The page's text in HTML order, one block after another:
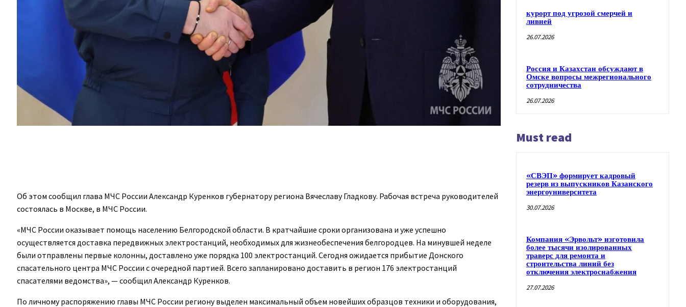
Об этом сообщил глава МЧС России Александр Куренков губернатору региона Вячеславу Гладкову. Рабочая встреча руководителей
состоялась в Москве, в МЧС России.
«МЧС России оказывает помощь населению Белгородской области. В кратчайшие сроки организована и уже успешно
осуществляется доставка передвижных электростанций, необходимых для жизнеобеспечения белгородцев. На минувшей неделе
были отправлены первые колонны, доставлено уже порядка 100 электростанций. Сегодня ожидается прибытие Донского
спасательного центра МЧС России с очередной партией. Всего запланировано доставить в регион 176 электростанций
спасателями ведомства», — сообщил Александр Куренков.
По личному распоряжению главы МЧС России региону выделен максимальный объем новейших образцов техники и оборудования,
курорт под угрозой смерчей и
ливней
26.07.2026
Россия и Казахстан обсуждают в
Омске вопросы межрегионального
сотрудничества
26.07.2026
Must read
«СВЭП» формирует кадровый
резерв из выпускников Казанского
энергоуниверситета
30.07.2026
Компания «Эрвольт» изготовила
более тысячи изолированных
траверс для ремонта и
строительства линий без
отключения электроснабжения
27.07.2026